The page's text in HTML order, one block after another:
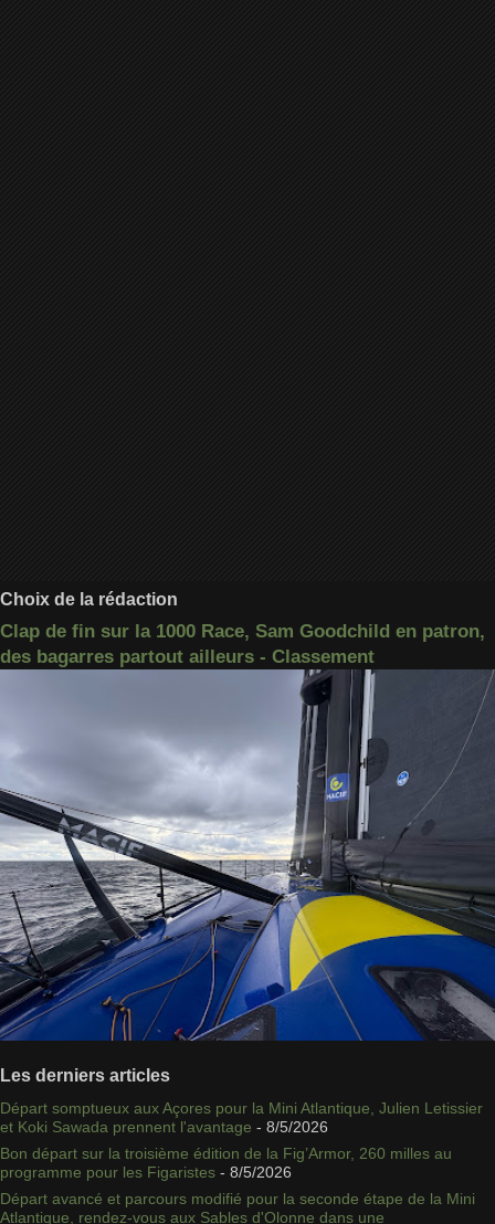
Choix de la rédaction
Clap de fin sur la 1000 Race, Sam Goodchild en patron,
des bagarres partout ailleurs - Classement
Les derniers articles
Départ somptueux aux Açores pour la Mini Atlantique, Julien Letissier
et Koki Sawada prennent l'avantage - 8/5/2026
Bon départ sur la troisième édition de la Fig’Armor, 260 milles au
programme pour les Figaristes - 8/5/2026
Départ avancé et parcours modifié pour la seconde étape de la Mini
Atlantique, rendez-vous aux Sables d'Olonne dans une